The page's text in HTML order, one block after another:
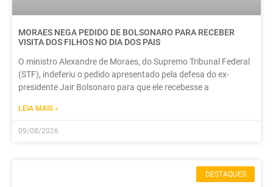
MORAES NEGA PEDIDO DE BOLSONARO PARA RECEBER
VISITA DOS FILHOS NO DIA DOS PAIS
O ministro Alexandre de Moraes, do Supremo Tribunal Federal
(STF), indeferiu o pedido apresentado pela defesa do ex-
presidente Jair Bolsonaro para que ele recebesse a
LEIA MAIS »
09/08/2026
DESTAQUES